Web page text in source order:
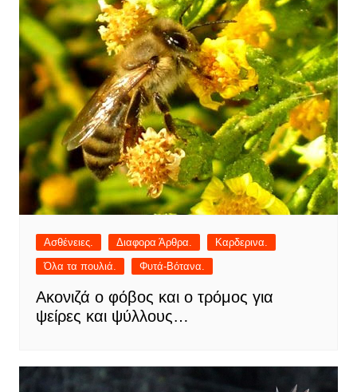
Ασθένειες. Διαφορα Άρθρα.
Καρδερινα.
Όλα τα πουλιά.
Φυτά-Βότανα.
Ακονιζά ο φόβος και ο τρόμος για
ψείρες και ψύλλους…